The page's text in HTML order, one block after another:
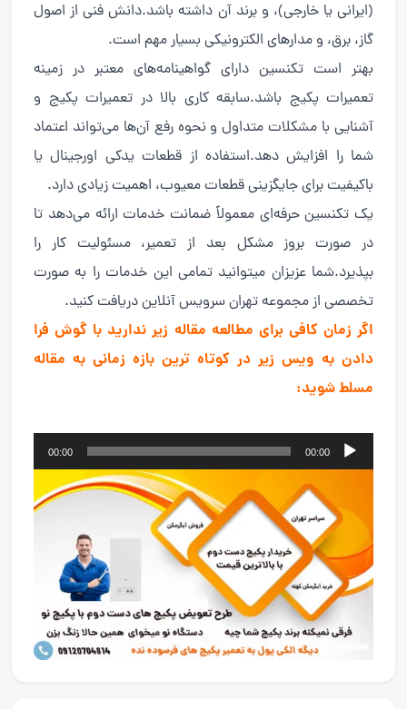
(ایرانی یا خارجی)، و برند آن داشته باشد.دانش فنی از اصول
گاز، برق، و مدارهای الکترونیکی بسیار مهم است.
بهتر است تکنسین دارای گواهینامه‌های معتبر در زمینه
تعمیرات پکیج باشد.سابقه کاری بالا در تعمیرات پکیج و
آشنایی با مشکلات متداول و نحوه رفع آن‌ها می‌تواند اعتماد
شما را افزایش دهد.استفاده از قطعات یدکی اورجینال یا
باکیفیت برای جایگزینی قطعات معیوب، اهمیت زیادی دارد.
یک تکنسین حرفه‌ای معمولاً ضمانت خدمات ارائه می‌دهد تا
در صورت بروز مشکل بعد از تعمیر، مسئولیت کار را
بپذیرد.شما عزیزان میتوانید تمامی این خدمات را به صورت
تخصصی از مجموعه تهران سرویس آنلاین دریافت کنید.
اگر زمان کافی برای مطالعه مقاله زیر ندارید با گوش فرا
دادن به ویس زیر در کوتاه ترین بازه زمانی به مقاله
مسلط شوید:
پخش‌کننده
صوت
00:00
00:00